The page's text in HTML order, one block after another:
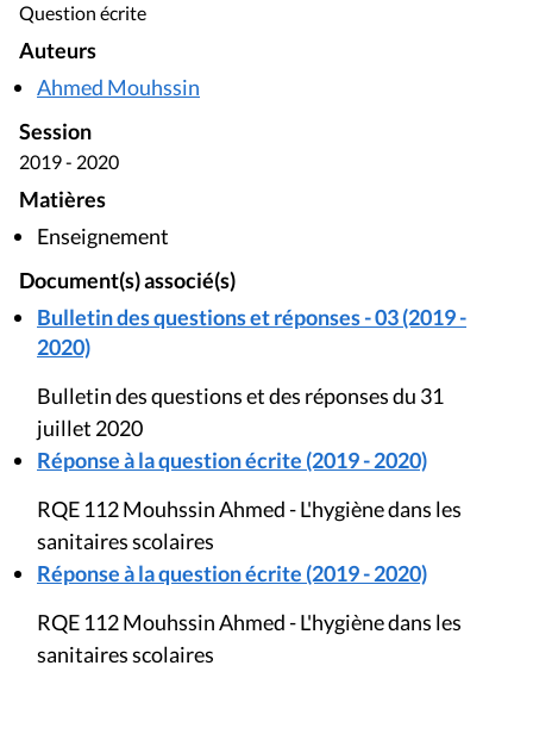
Question écrite
Auteurs
Ahmed Mouhssin
Session
2019 - 2020
Matières
Enseignement
Document(s) associé(s)
Bulletin des questions et réponses - 03 (2019 -
2020)
Bulletin des questions et des réponses du 31
juillet 2020
Réponse à la question écrite (2019 - 2020)
RQE 112 Mouhssin Ahmed - L'hygiène dans les
sanitaires scolaires
Réponse à la question écrite (2019 - 2020)
RQE 112 Mouhssin Ahmed - L'hygiène dans les
sanitaires scolaires